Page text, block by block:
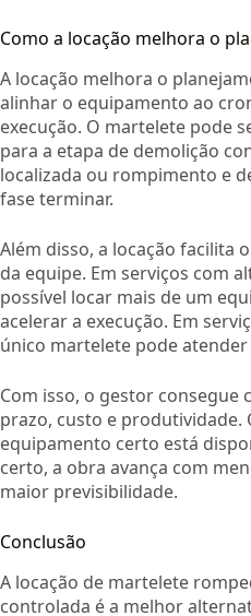
Como a locação melhora o
A locação melhora o
alinhar o equipamento ao
execução. O martelete pode
para a etapa de demolição
localizada ou rompimento e
fase terminar.
Além disso, a locação facilita
da equipe. Em serviços com
possível locar mais de um
acelerar a execução. Em
único martelete pode
Com isso, o gestor
prazo, custo e produtividade.
equipamento certo está
certo, a obra avança com
maior previsibilidade.
Conclusão
A locação de martelete
controlada é a melhor